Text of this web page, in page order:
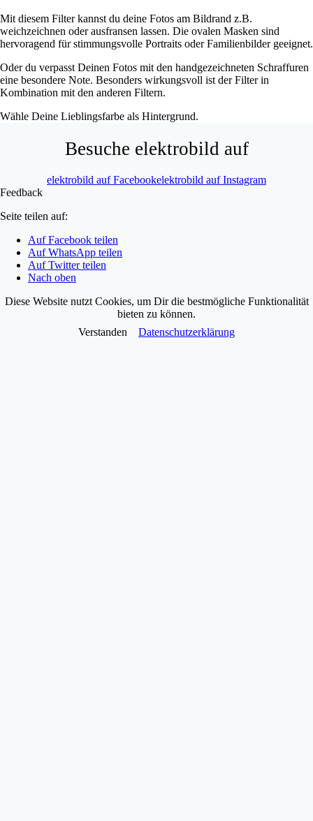
Mit diesem Filter kannst du deine Fotos am Bildrand z.B.
weichzeichnen oder ausfransen lassen. Die ovalen Masken sind
hervoragend für stimmungsvolle Portraits oder Familienbilder geeignet.
Oder du verpasst Deinen Fotos mit den handgezeichneten Schraffuren
eine besondere Note. Besonders wirkungsvoll ist der Filter in
Kombination mit den anderen Filtern.
Wähle Deine Lieblingsfarbe als Hintergrund.
Besuche elektrobild auf
elektrobild auf Facebookelektrobild auf Instagram
Feedback
Seite teilen auf:
Auf Facebook teilen
Auf WhatsApp teilen
Auf Twitter teilen
Nach oben
Diese Website nutzt Cookies, um Dir die bestmögliche Funktionalität
bieten zu können.
Verstanden
Datenschutzerklärung